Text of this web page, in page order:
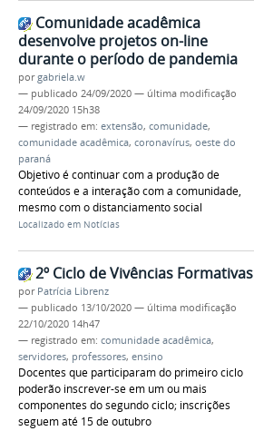
Comunidade acadêmica
desenvolve projetos on-line
durante o período de pandemia
porgabriela.w
— publicado 24/09/2020 — última modificação
24/09/2020 15h38
— registrado em: extensão, comunidade,
comunidade acadêmica, coronavírus, oeste do
paraná
Objetivo é continuar com a produção de
conteúdos e a interação com a comunidade,
mesmo com o distanciamento social
Localizado em Notícias
2º Ciclo de Vivências Formativas
por Patrícia Librenz
— publicado 13/10/2020 — última modificação
22/10/2020 14h47
— registrado em: comunidade acadêmica,
servidores, professores, ensino
Docentes que participaram do primeiro ciclo
poderão inscrever-se em um ou mais
componentes do segundo ciclo; inscrições
seguem até 15 de outubro